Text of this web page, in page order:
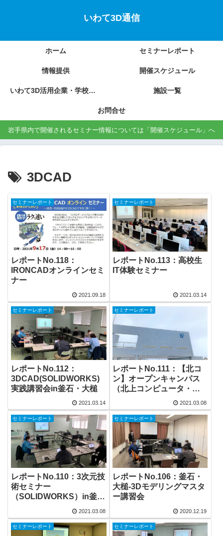
いわて3D通信
ホーム セミナーレポート
情報提供 開催スケジュール
いわて3D活用企業・学校の紹介 施設一覧
お問合せ
岩手県内で開催されるセミナー情報については「開催スケジュール」へ
3DCAD
セミナーレポート
レポートNo.118：
IRONCADオンラインセミ
ナー
2021.09.18
セミナーレポート
レポートNo.113：高校生
IT体験セミナー
2021.03.14
セミナーレポート
レポートNo.112：
3DCAD(SOLIDWORKS)
実践講習会in釜石・大槌
2021.03.14
セミナーレポート
レポートNo.111：【北コ
ン】オープンキャンパス
（北上コンピュータ・ア
2021.03.08
セミナーレポート
レポートNo.110：3次元技
術セミナー
（SOLIDWORKS）in釜
2021.03.08
セミナーレポート
レポートNo.106：釜石・
大槌-3Dモデリングマスタ
ー講習会
2020.12.19
セミナーレポート セミナーレポート